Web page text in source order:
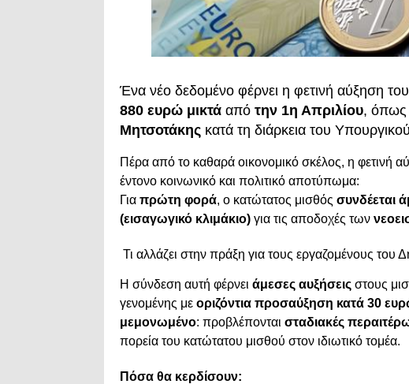
Ένα νέο δεδομένο φέρνει η φετινή αύξηση
880 ευρώ μικτά από την 1η Απριλίου, όπως
Μητσοτάκης κατά τη διάρκεια του
Πέρα από το καθαρά οικονομικό σκέλος, η φετινή
έντονο κοινωνικό και πολιτικό αποτύπωμα:
Για πρώτη φορά, ο κατώτατος μισθός συνδέεται
(εισαγωγικό κλιμάκιο) για τις αποδοχές των
Τι αλλάζει στην πράξη για τους εργαζομένους του
Η σύνδεση αυτή φέρνει άμεσες αυξήσεις στους
γενομένης με οριζόντια προσαύξηση κατά 30
μεμονωμένο: προβλέπονται σταδιακές
πορεία του κατώτατου μισθού στον ιδιωτικό τομέα.
Πόσα θα κερδίσουν: